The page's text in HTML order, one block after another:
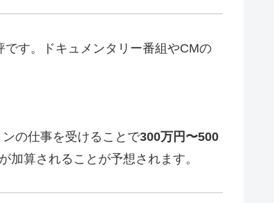
す。ドキュメンタリー番組やCMの
の仕事を受けることで300万円〜500
算されることが予想されます。